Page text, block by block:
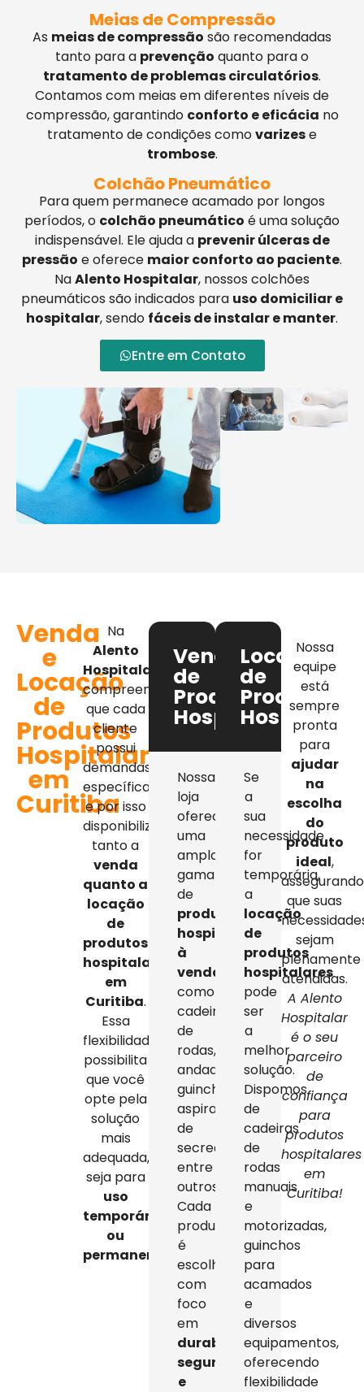
Meias de Compressão
As meias de compressão são recomendadas
tanto para a prevenção quanto para o
tratamento de problemas circulatórios.
Contamos com meias em diferentes níveis de
compressão, garantindo conforto e eficácia no
tratamento de condições comovarizese
trombose.
Colchão Pneumático
Para quem permanece acamado por longos
períodos, o colchão pneumático é uma solução
indispensável. Ele ajuda a prevenir úlceras de
pressão e oferece maior conforto ao paciente.
NaAlento Hospitalar, nossos colchões
pneumáticos são indicados para uso domiciliar e
hospitalar, sendo fáceis de instalar e manter.
Entre em Contato
Venda
e
Locação
de
Produtos
Hospitalares
em
Curitiba
Na
Alento
Hospitalar
compreendemos
que cada
cliente
possui
demandas
específicas,
e por isso
disponibilizamos
tanto a
venda
quanto a
locação
de
produtos
hospitalares
em
Curitiba.
Essa
flexibilidade
possibilita
que você
opte pela
solução
mais
adequada,
seja para
uso
temporário
ou
permanente
Venda
de
Produtos
Hospitalares
Nossa
loja
oferece
uma
ampla
gama
de
produtos
hospitalares
à
venda
como
cadeiras
de
rodas,
andadores,
guinchos,
aspiradores
de
secreção,
entre
outros.
Cada
produto
é
escolhido
com
foco
em
durabilidade,
segurança
e
Locação
de
Produtos
Se
a
sua
necessidade
for
temporária,
a
locação
de
produtos
hospitalares
pode
ser
a
melhor
solução.
Dispomos
de
cadeiras
de
rodas
manuais
e
motorizadas,
guinchos
para
acamados
e
diversos
equipamentos,
oferecendo
flexibilidade
Nossa
equipe
está
sempre
pronta
para
ajudar
na
escolha
do
produto
ideal,
assegurando
que suas
sejam
plenamente
atendidas.
A Alento
Hospitalar
é o seu
parceiro
de
confiança
para
produtos
hospitalares
em
Curitiba!